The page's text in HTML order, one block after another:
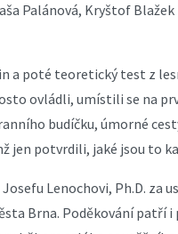
Palánová, Kryštof
a poté teoretický test z
ovládli, umístili se na
budíčku, úmorné
jen potvrdili, jaké jsou to
Lenochovi, Ph.D. za
Brna. Poděkování patří